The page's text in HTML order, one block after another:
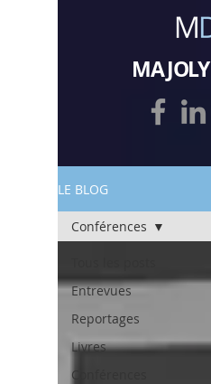
MAJOLY
LE BLOG
Entrevues
Reportages
Livres
Conférences
Conférences